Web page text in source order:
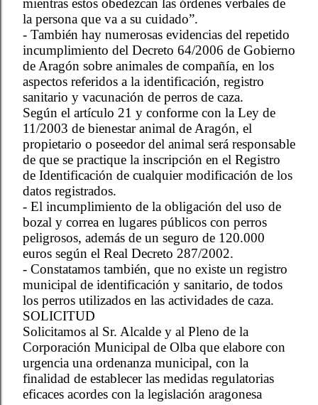
mientras estos obedezcan las órdenes verbales de
la persona que va a su cuidado”.
- También hay numerosas evidencias del repetido
incumplimiento del Decreto 64/2006 de Gobierno
de Aragón sobre animales de compañía, en los
aspectos referidos a la identificación, registro
sanitario y vacunación de perros de caza.
Según el artículo 21 y conforme con la Ley de
11/2003 de bienestar animal de Aragón, el
propietario o poseedor del animal será responsable
de que se practique la inscripción en el Registro
de Identificación de cualquier modificación de los
datos registrados.
- El incumplimiento de la obligación del uso de
bozal y correa en lugares públicos con perros
peligrosos, además de un seguro de 120.000
euros según el Real Decreto 287/2002.
- Constatamos también, que no existe un registro
municipal de identificación y sanitario, de todos
los perros utilizados en las actividades de caza.
SOLICITUD
Solicitamos al Sr. Alcalde y al Pleno de la
Corporación Municipal de Olba que elabore con
urgencia una ordenanza municipal, con la
finalidad de establecer las medidas regulatorias
eficaces acordes con la legislación aragonesa